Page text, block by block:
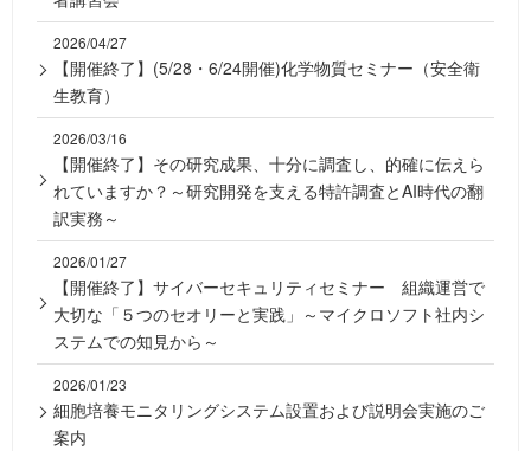
2026/04/27
【開催終了】(5/28・6/24開催)化学物質セミナー（安全衛
生教育）
2026/03/16
【開催終了】その研究成果、十分に調査し、的確に伝えら
れていますか？～研究開発を支える特許調査とAI時代の翻
訳実務～
2026/01/27
【開催終了】サイバーセキュリティセミナー 組織運営で
大切な「５つのセオリーと実践」～マイクロソフト社内シ
ステムでの知見から～
2026/01/23
細胞培養モニタリングシステム設置および説明会実施のご
案内